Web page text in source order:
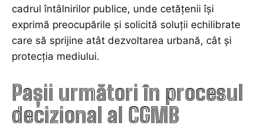
cadrul întâlnirilor publice, unde cetățenii își
exprimă preocupările și solicită soluții echilibrate
care să sprijine atât dezvoltarea urbană, cât și
protecția mediului.
Pașii următori în procesul
decizional al CGMB